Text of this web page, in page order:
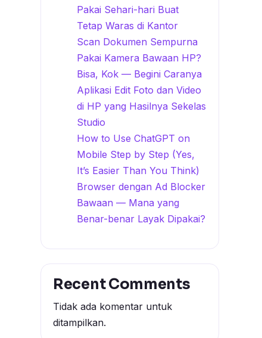
Pakai Sehari-hari Buat
Tetap Waras di Kantor
Scan Dokumen Sempurna
Pakai Kamera Bawaan HP?
Bisa, Kok — Begini Caranya
Aplikasi Edit Foto dan Video
di HP yang Hasilnya Sekelas
Studio
How to Use ChatGPT on
Mobile Step by Step (Yes,
It’s Easier Than You Think)
Browser dengan Ad Blocker
Bawaan — Mana yang
Benar-benar Layak Dipakai?
Recent Comments
Tidak ada komentar untuk
ditampilkan.